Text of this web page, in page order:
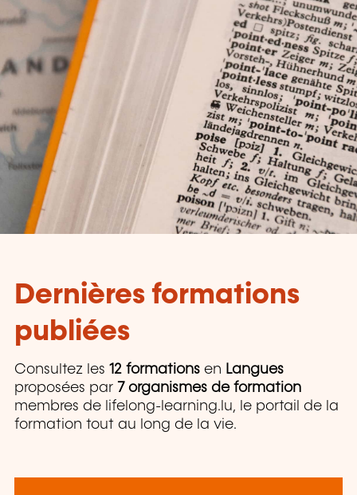
Dernières formations
publiées
Consultez les 12 formations en Langues
proposées par 7 organismes de formation
membres de lifelong-learning.lu, le portail de la
formation tout au long de la vie.